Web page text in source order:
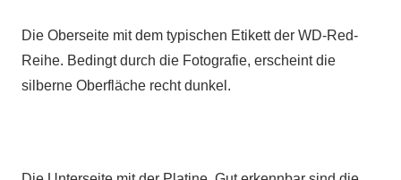
Die Oberseite mit dem typischen Etikett der WD-Red-
Reihe. Bedingt durch die Fotografie, erscheint die
silberne Oberfläche recht dunkel.